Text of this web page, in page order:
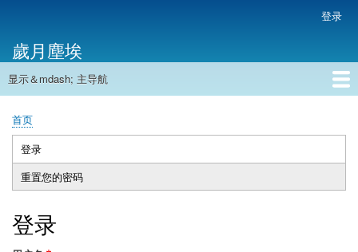
主
内
帐
户
菜
单
登录
歲月塵埃
主
航
显示＆mdash; 主导航
首页
面
包
屑
首页
主
标
登录
动
标
重置您的密码
登录